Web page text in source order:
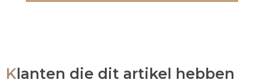
Klanten die dit artikel hebben